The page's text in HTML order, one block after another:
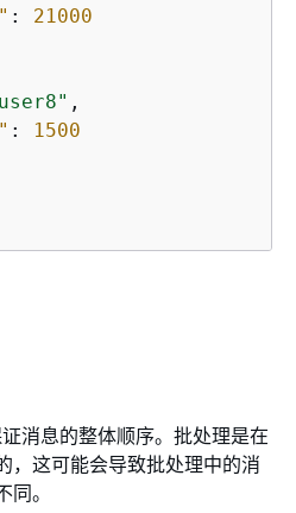
: 21000
,
:
1500
消息的整体顺序。批处理是在
，这可能会导致批处理中的消
。